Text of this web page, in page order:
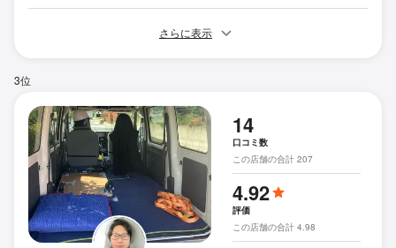
さらに表示
3位
14
口コミ数
この店舗の合計 207
4.92
評価
この店舗の合計 4.98